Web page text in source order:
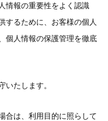
情報の重要性をよく認識
するために、お客様の個人
個人情報の保護管理を徹底
いたします。
合は、利用目的に照らして